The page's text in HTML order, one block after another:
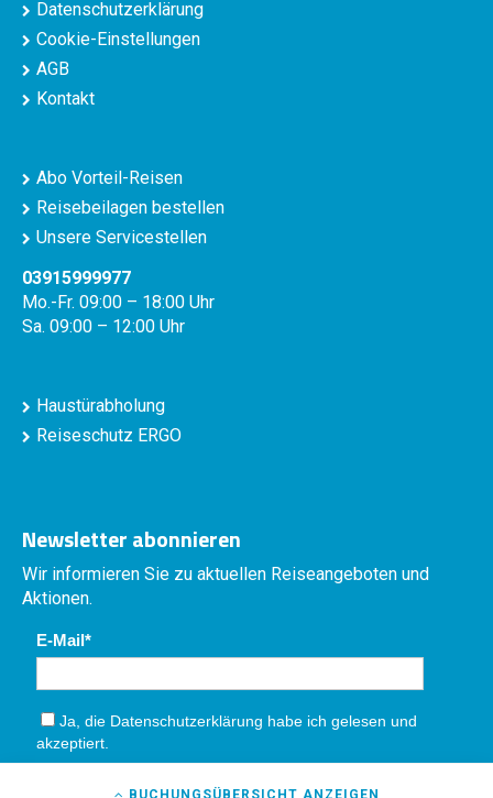
BUCHUNGSÜBERSICHT ANZEIGEN
Datenschutzerklärung
Cookie-Einstellungen
AGB
Kontakt
Abo Vorteil-Reisen
Reisebeilagen bestellen
Unsere Servicestellen
03915999977
Mo.-Fr. 09:00 – 18:00 Uhr
Sa. 09:00 – 12:00 Uhr
Haustürabholung
Reiseschutz ERGO
Newsletter abonnieren
Wir informieren Sie zu aktuellen Reiseangeboten und
Aktionen.
E-Mail
Ja, die Datenschutzerklärung habe ich gelesen und
akzeptiert.
Absenden